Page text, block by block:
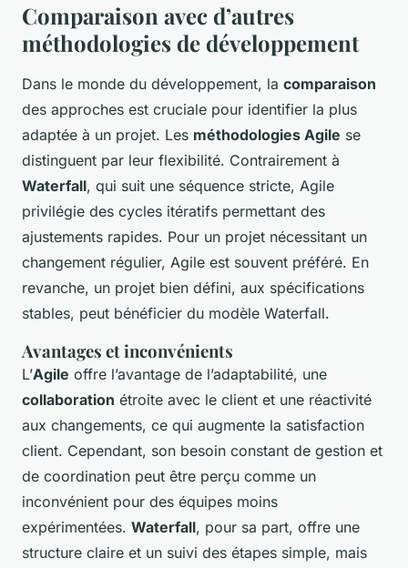
Comparaison avec d’autres
méthodologies de développement
Dans le monde du développement, la comparaison
des approches est cruciale pour identifier la plus
adaptée à un projet. Les méthodologies Agile se
distinguent par leur flexibilité. Contrairement à
Waterfall, qui suit une séquence stricte, Agile
privilégie des cycles itératifs permettant des
ajustements rapides. Pour un projet nécessitant un
changement régulier, Agile est souvent préféré. En
revanche, un projet bien défini, aux spécifications
stables, peut bénéficier du modèle Waterfall.
Avantages et inconvénients
L’Agile offre l’avantage de l’adaptabilité, une
collaboration étroite avec le client et une réactivité
aux changements, ce qui augmente la satisfaction
client. Cependant, son besoin constant de gestion et
de coordination peut être perçu comme un
inconvénient pour des équipes moins
expérimentées. Waterfall, pour sa part, offre une
structure claire et un suivi des étapes simple, mais